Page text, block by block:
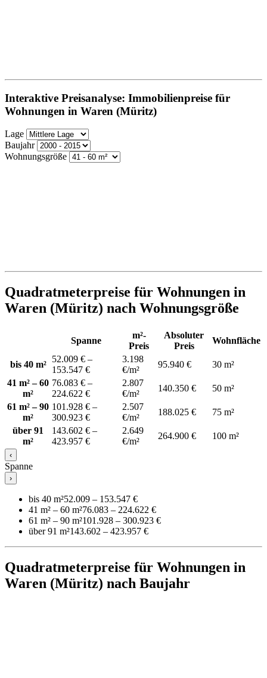
Interaktive Preisanalyse: Immobilienpreise für
Wohnungen in Waren (Müritz)
Lage
Baujahr
Wohnungsgröße
Quadratmeterpreise für Wohnungen in
Waren (Müritz) nach Wohnungsgröße
Spanne
m²-
Preis
Absoluter
Preis
Wohnfläche
bis 40 m²
52.009 € –
153.547 €
3.198
€/m²
95.940 €
30 m²
41 m² – 60
m²
76.083 € –
224.622 €
2.807
€/m²
140.350 €
50 m²
61 m² – 90
m²
101.928 € –
300.923 €
2.507
€/m²
188.025 €
75 m²
über 91
m²
143.602 € –
423.957 €
2.649
€/m²
264.900 € 100 m²
‹
Spanne
›
bis 40 m²52.009 – 153.547 €
41 m² – 60 m²76.083 – 224.622 €
61 m² – 90 m²101.928 – 300.923 €
über 91 m²143.602 – 423.957 €
Quadratmeterpreise für Wohnungen in
Waren (Müritz) nach Baujahr